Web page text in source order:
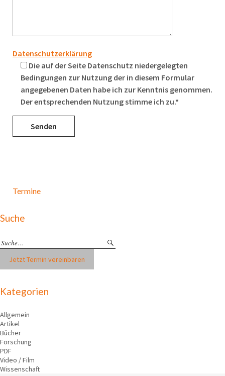
Datenschutzerklärung
Die auf der Seite Datenschutz niedergelegten
Bedingungen zur Nutzung der in diesem Formular
angegebenen Daten habe ich zur Kenntnis genommen.
Der entsprechenden Nutzung stimme ich zu.*
Termine
Suche
Jetzt Termin vereinbaren
Kategorien
Allgemein
Artikel
Bücher
Forschung
PDF
Video / Film
Wissenschaft